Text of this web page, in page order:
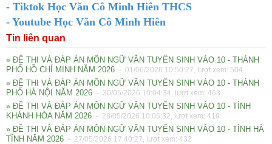
- Tiktok Học Văn Cô Minh Hiên THCS
- Youtube Học Văn Cô Minh Hiên
Tin liên quan
» ĐỀ THI VÀ ĐÁP ÁN MÔN NGỮ VĂN TUYỂN SINH VÀO 10 - THÀNH
PHỐ HỒ CHÍ MINH NĂM 2026 - 01/06/2026 10:50:27, lượt xem: 504
» ĐỀ THI VÀ ĐÁP ÁN MÔN NGỮ VĂN TUYỂN SINH VÀO 10 - THÀNH
PHỐ HÀ NỘI NĂM 2026 - 30/05/2026 10:04:34, lượt xem: 463
» ĐỀ THI VÀ ĐÁP ÁN MÔN NGỮ VĂN TUYỂN SINH VÀO 10 - TỈNH
KHÁNH HÒA NĂM 2026 - 28/05/2026 10:05:32, lượt xem: 419
» ĐỀ THI VÀ ĐÁP ÁN MÔN NGỮ VĂN TUYỂN SINH VÀO 10 - TỈNH HÀ
TĨNH NĂM 2026 - 27/05/2026 17:40:27, lượt xem: 432